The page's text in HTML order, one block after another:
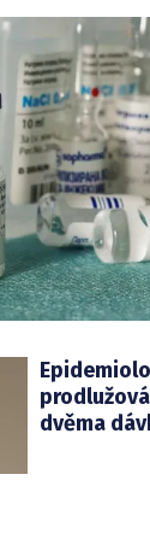
dvěma